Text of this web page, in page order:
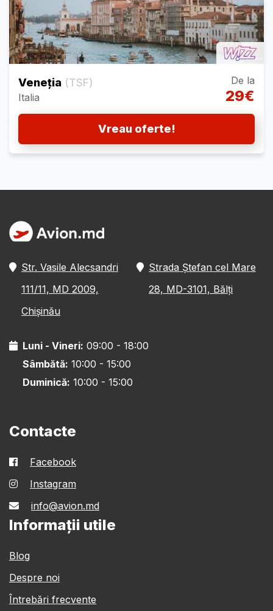
Veneția (TSF)
Italia
De la
29€
Vreau oferte!
Str. Vasile Alecsandri
111/11, MD 2009,
Chișinău
Strada Ștefan cel Mare
28, MD-3101, Bălți
Luni - Vineri: 09:00 - 18:00
Sâmbătă: 10:00 - 15:00
Duminică: 10:00 - 15:00
Contacte
Facebook
Instagram
info@avion.md
Informații utile
Blog
Despre noi
Întrebări frecvente